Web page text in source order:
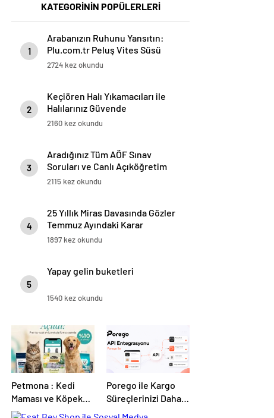
KATEGORİNİN POPÜLERLERİ
1
Arabanızın Ruhunu Yansıtın:
Plu.com.tr Peluş Vites Süsü
Modelleri
2724 kez okundu
2
Keçiören Halı Yıkamacıları ile
Halılarınız Güvende
2160 kez okundu
3
Aradığınız Tüm AÖF Sınav
Soruları ve Canlı Açıköğretim
Forumu Burada
2115 kez okundu
4
25 Yıllık Miras Davasında Gözler
Temmuz Ayındaki Karar
Duruşmasına Çevrildi
1897 kez okundu
5
Yapay gelin buketleri
1540 kez okundu
Petmona : Kedi
Maması ve Köpek
Maması İle Tüm
Porego ile Kargo
Süreçlerinizi Daha
Kolay Yönetin